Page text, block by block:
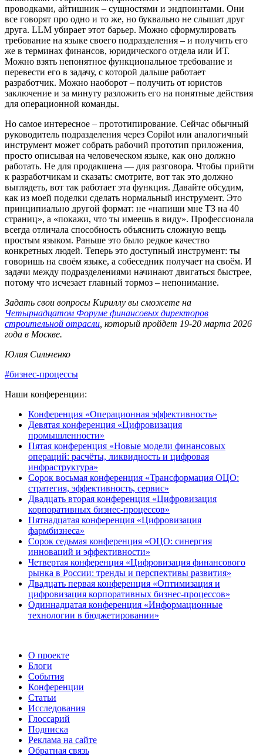
проводками, айтишник – сущностями и эндпоинтами. Они
все говорят про одно и то же, но буквально не слышат друг
друга. LLM убирает этот барьер. Можно сформулировать
требование на языке своего подразделения – и получить его
же в терминах финансов, юридического отдела или ИТ.
Можно взять непонятное функциональное требование и
перевести его в задачу, с которой дальше работает
разработчик. Можно наоборот – получить от юристов
заключение и за минуту разложить его на понятные действия
для операционной команды.
Но самое интересное – прототипирование. Сейчас обычный
руководитель подразделения через Copilot или аналогичный
инструмент может собрать рабочий прототип приложения,
просто описывая на человеческом языке, как оно должно
работать. Не для продакшена — для разговора. Чтобы прийти
к разработчикам и сказать: смотрите, вот так это должно
выглядеть, вот так работает эта функция. Давайте обсудим,
как из моей поделки сделать нормальный инструмент. Это
принципиально другой формат: не «напиши мне ТЗ на 40
страниц», а «покажи, что ты имеешь в виду». Профессионала
всегда отличала способность объяснить сложную вещь
простым языком. Раньше это было редкое качество
конкретных людей. Теперь это доступный инструмент: ты
говоришь на своём языке, а собеседник получает на своём. И
задачи между подразделениями начинают двигаться быстрее,
потому что исчезает главный тормоз – непонимание.
Задать свои вопросы Кириллу вы сможете на
Четырнадцатом Форуме финансовых директоров
строительной отрасли , который пройдет 19-20 марта 2026
года в Москве.
Юлия Сильченко
#бизнес-процессы
Наши конференции:
Конференция «Операционная эффективность»
Девятая конференция «Цифровизация
промышленности»
Пятая конференция «Новые модели финансовых
операций: расчёты, ликвидность и цифровая
инфраструктура»
Сорок восьмая конференция «Трансформация ОЦО:
стратегия, эффективность, сервис»
Двадцать вторая конференция «Цифровизация
корпоративных бизнес-процессов»
Пятнадцатая конференция «Цифровизация
фармбизнеса»
Сорок седьмая конференция «ОЦО: синергия
инноваций и эффективности»
Четвертая конференция «Цифровизация финансового
рынка в России: тренды и перспективы развития»
Двадцать первая конференция «Оптимизация и
цифровизация корпоративных бизнес-процессов»
Одиннадцатая конференция «Информационные
технологии в бюджетировании»
О проекте
Блоги
События
Конференции
Статьи
Исследования
Глоссарий
Подписка
Реклама на сайте
Обратная связь